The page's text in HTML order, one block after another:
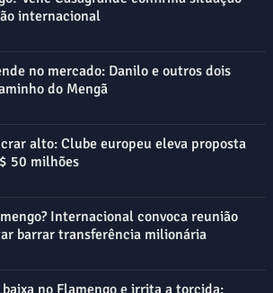
internacional
no mercado: Danilo e outros dois
do Mengã
alto: Clube europeu eleva proposta
50 milhões
Internacional convoca reunião
barrar transferência milionária
no Flamengo e irrita a torcida: